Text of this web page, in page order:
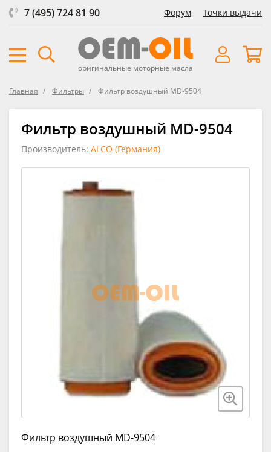
7 (495) 724 81 90 Форум Точки выдачи
оригинальные моторные масла
Главная Фильтры Фильтр воздушный MD-9504
Фильтр воздушный MD-9504
Производитель: ALCO (Германия)
Фильтр воздушный MD-9504